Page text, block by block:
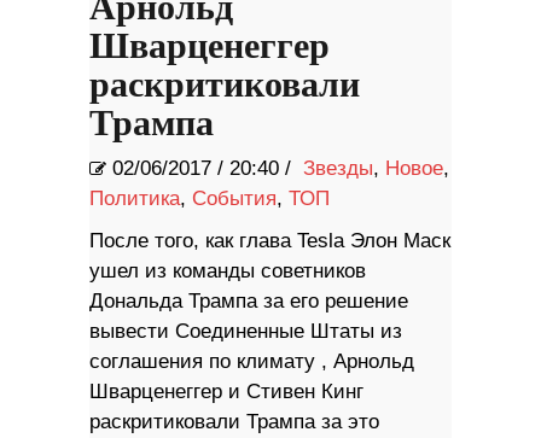
Шварценеггер
раскритиковали
Трампа
02/06/2017 / 20:40 / Звезды, Новое,
Политика, События, ТОП
После того, как глава Tesla Элон Маск
ушел из команды советников
Дональда Трампа за его решение
вывести Соединенные Штаты из
соглашения по климату , Арнольд
Шварценеггер и Стивен Кинг
раскритиковали Трампа за это